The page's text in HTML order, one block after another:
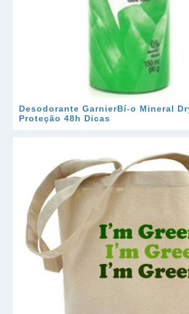
Desodorante GarnierBí-o Mineral
Proteção 48h Dicas